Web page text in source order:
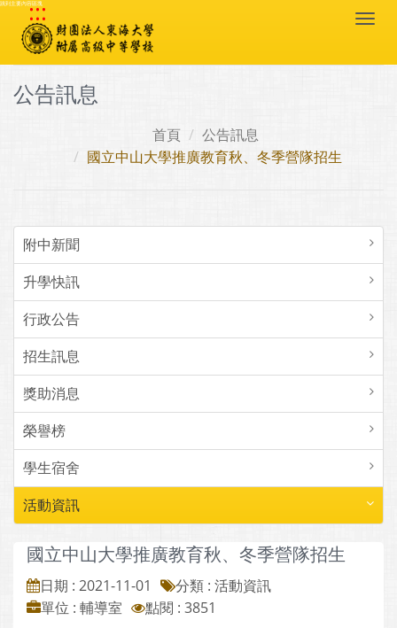
跳到主要內容區塊
:::
公告訊息
首頁
公告訊息
國立中山大學推廣教育秋、冬季營隊招生
附中新聞
升學快訊
行政公告
招生訊息
獎助消息
榮譽榜
學生宿舍
活動資訊
國立中山大學推廣教育秋、冬季營隊招生
日期 : 2021-11-01
分類 : 活動資訊
單位 : 輔導室
點閱 : 3851